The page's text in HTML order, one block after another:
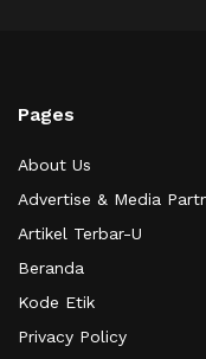
Pages
About Us
Advertise & Media
Artikel Terbar-U
Beranda
Kode Etik
Privacy Policy